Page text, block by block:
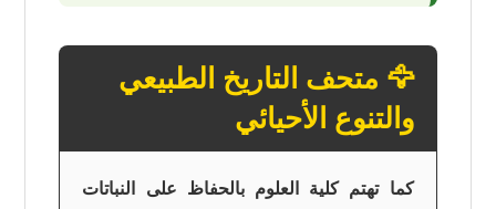
🦅 متحف التاريخ الطبيعي
والتنوع الأحيائي
كما تهتم كلية العلوم بالحفاظ على النباتات